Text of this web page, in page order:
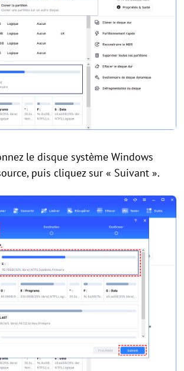
le disque système Windows
puis cliquez sur « Suivant ».